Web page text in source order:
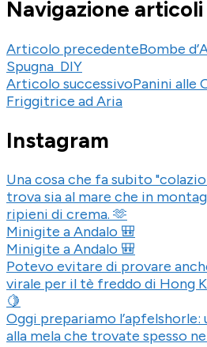
Navigazione articoli
Articolo precedenteBombe
Spugna DIY
Articolo successivoPanini alle
Friggitrice ad Aria
Instagram
Una cosa che fa subito
trova sia al mare che in
ripieni di crema. 🫶
Minigite a Andalo 🎒
Minigite a Andalo 🎒
Potevo evitare di provare
virale per il tè freddo di Hong
🍋
Oggi prepariamo l’apfelshorle:
alla mela che trovate spesso